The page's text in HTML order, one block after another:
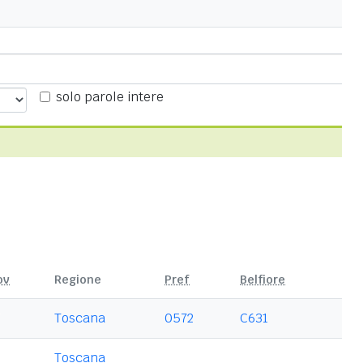
solo parole intere
Regione Pref Belfiore
Toscana 0572 C631
Toscana